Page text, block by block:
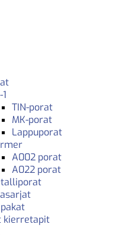
TIN-porat
MK-porat
Lappuporat
A002 porat
A022 porat
kierretapit